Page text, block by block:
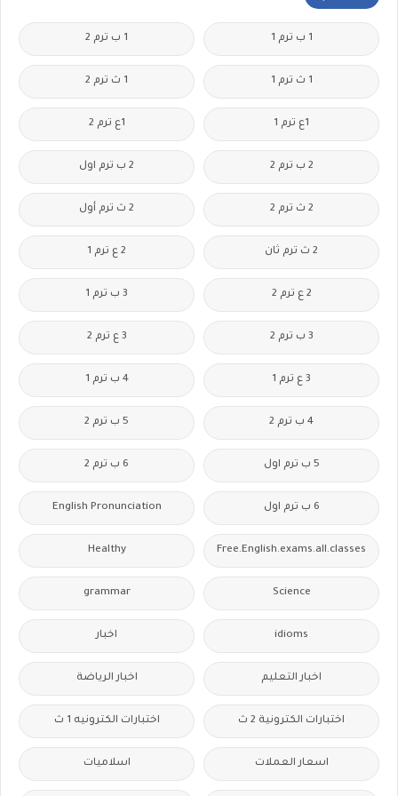
1 ب ترم 1 1 ب ترم 2
1 ث ترم 1 1 ث ترم 2
1ع ترم 1 1ع ترم 2
2 ب ترم 2 2 ب ترم اول
2 ث ترم 2 2 ث ترم أول
2 ث ترم ثان 2 ع ترم 1
2 ع ترم 2 3 ب ترم 1
3 ب ترم 2 3 ع ترم 2
3 ع ترم 1 4 ب ترم 1
4 ب ترم 2 5 ب ترم 2
5 ب ترم اول 6 ب ترم 2
6 ب ترم اول English Pronunciation
Free.English.exams.all.classes
Healthy
Science
grammar
idioms اخبار
اخبار التعليم اخبار الرياضة
اختبارات الكترونية 2 ث اختبارات الكترونيه 1 ث
اسعار العملات اسلاميات